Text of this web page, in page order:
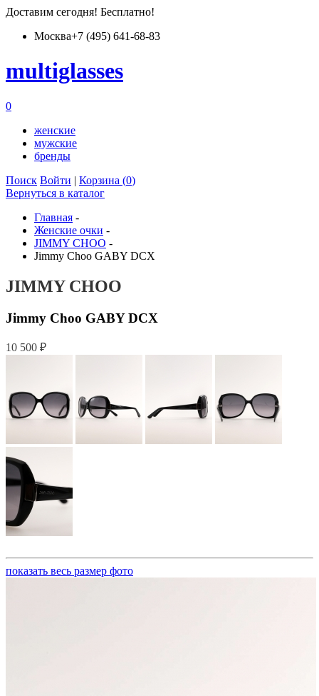
Доставим сегодня! Бесплатно!
Москва+7 (495) 641-68-83
multiglasses
0
женские
мужские
бренды
Поиск Войти | Корзина (0)
Вернуться в каталог
Главная -
Женские очки -
JIMMY CHOO -
Jimmy Choo GABY DCX
JIMMY CHOO
Jimmy Choo GABY DCX
10 500 ₽
показать весь размер фото